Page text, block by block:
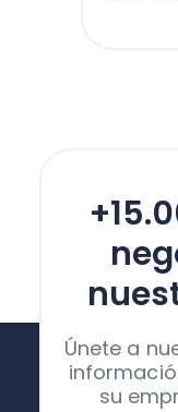
Únete a
su